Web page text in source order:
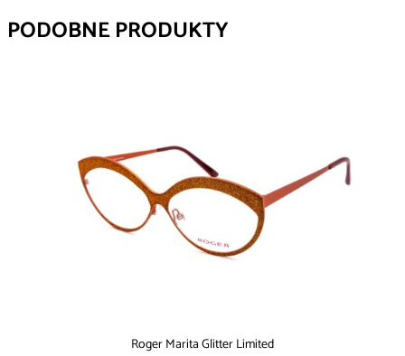
PODOBNE PRODUKTY
Roger Marita Glitter Limited